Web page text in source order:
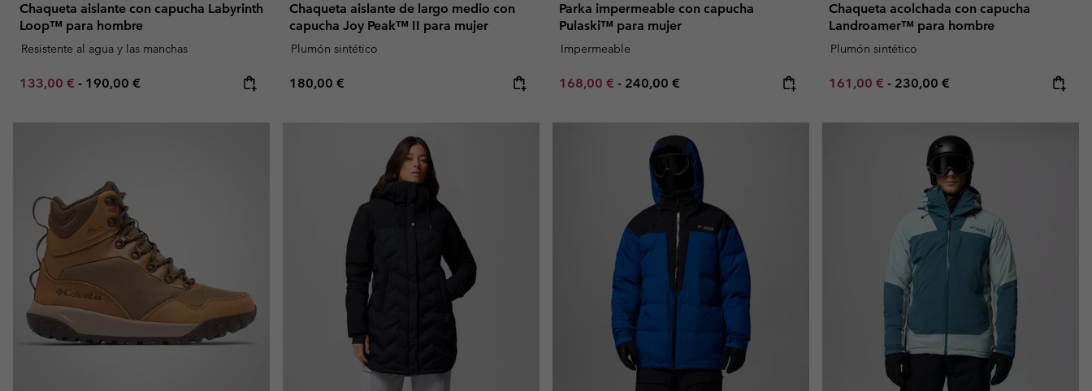
Chaqueta aislante con capucha Labyrinth
Loop™ para hombre
Resistente al agua y las manchas
Minimum sale price:
133,00 € - Maximum price:
190,00 €
Chaqueta aislante de largo medio con
capucha Joy Peak™ II para mujer
Plumón sintético
Regular price:
180,00 €
Parka impermeable con capucha
Pulaski™ para mujer
Impermeable
Minimum sale price:
168,00 € - Maximum price:
240,00 €
Chaqueta acolchada con capucha
Landroamer™ para hombre
Plumón sintético
Minimum sale price:
161,00 € - Maximum price:
230,00 €